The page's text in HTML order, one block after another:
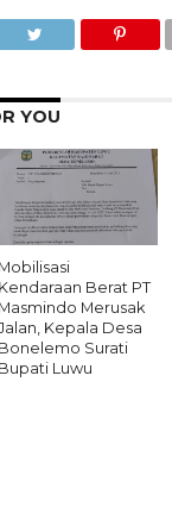
YOU
Mobilisasi
Kendaraan Berat PT
Masmindo Merusak
Kepala Desa
Bonelemo Surati
Bupati Luwu